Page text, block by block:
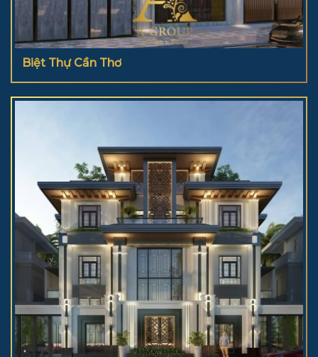
Biệt Thự Cần Thơ